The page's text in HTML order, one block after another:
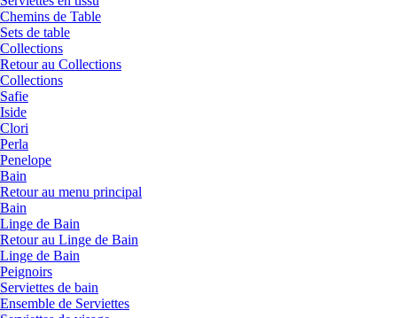
Chemins de Table
Sets de table
Collections
Retour au Collections
Collections
Safie
Iside
Clori
Perla
Penelope
Bain
Retour au menu principal
Bain
Linge de Bain
Retour au Linge de Bain
Linge de Bain
Peignoirs
Serviettes de bain
Ensemble de Serviettes